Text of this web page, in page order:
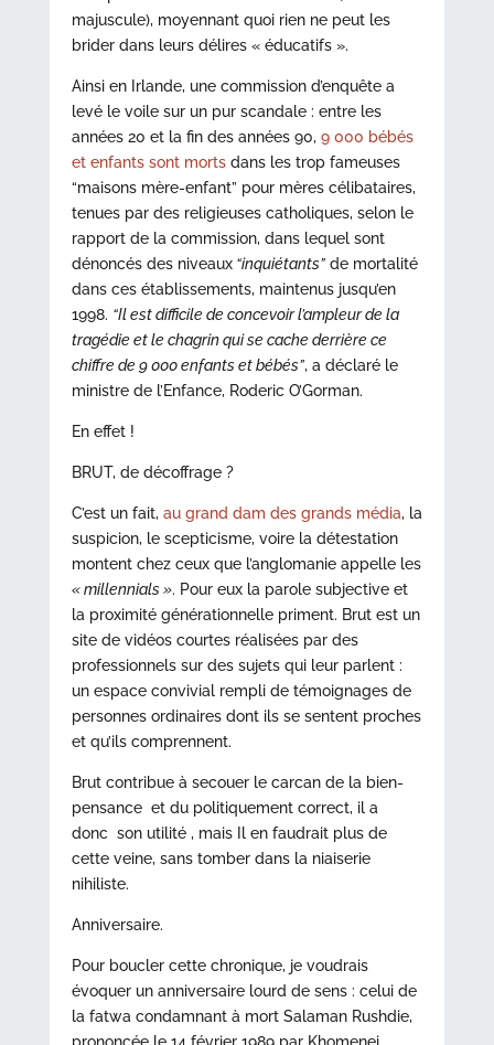
majuscule), moyennant quoi rien ne peut les
brider dans leurs délires « éducatifs ».
Ainsi en Irlande, une commission d’enquête a
levé le voile sur un pur scandale : entre les
années 20 et la fin des années 90, 9 000 bébés
et enfants sont mortsdans les trop fameuses
“maisons mère-enfant” pour mères célibataires,
tenues par des religieuses catholiques, selon le
rapport de la commission, dans lequel sont
dénoncés des niveaux“inquiétants”de mortalité
dans ces établissements, maintenus jusqu’en
1998. “Il est difficile de concevoir l’ampleur de la
tragédie et le chagrin qui se cache derrière ce
chiffre de 9 000 enfants et bébés”, a déclaré le
ministre de l’Enfance, Roderic O’Gorman.
En effet !
BRUT, de décoffrage ?
C’est un fait, au grand dam des grands média, la
suspicion, le scepticisme, voire la détestation
montent chez ceux que l’anglomanie appelle les
« millennials ». Pour eux la parole subjective et
la proximité générationnelle priment. Brut est un
site de vidéos courtes réalisées par des
professionnels sur des sujets qui leur parlent :
un espace convivial rempli de témoignages de
personnes ordinaires dont ils se sentent proches
et qu’ils comprennent.
Brut contribue à secouer le carcan de la bien-
pensance et du politiquement correct, il a
donc son utilité , mais Il en faudrait plus de
cette veine, sans tomber dans la niaiserie
nihiliste.
Anniversaire.
Pour boucler cette chronique, je voudrais
évoquer un anniversaire lourd de sens : celui de
la fatwa condamnant à mort Salaman Rushdie,